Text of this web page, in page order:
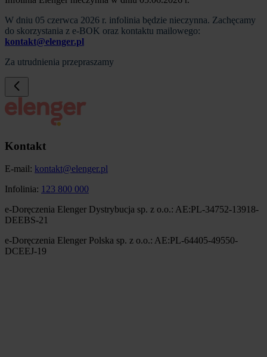
W dniu 05 czerwca 2026 r. infolinia będzie nieczynna. Zachęcamy
do skorzystania z e-BOK oraz kontaktu mailowego:
kontakt@elenger.pl
Za utrudnienia przepraszamy
Kontakt
E-mail: kontakt@elenger.pl
Infolinia: 123 800 000
e-Doręczenia Elenger Dystrybucja sp. z o.o.: AE:PL-34752-13918-
DEEBS-21
e-Doręczenia Elenger Polska sp. z o.o.: AE:PL-64405-49550-
DCEEJ-19